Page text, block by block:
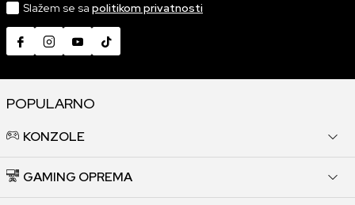
Slažem se sa politikom privatnosti
POPULARNO
KONZOLE
GAMING OPREMA